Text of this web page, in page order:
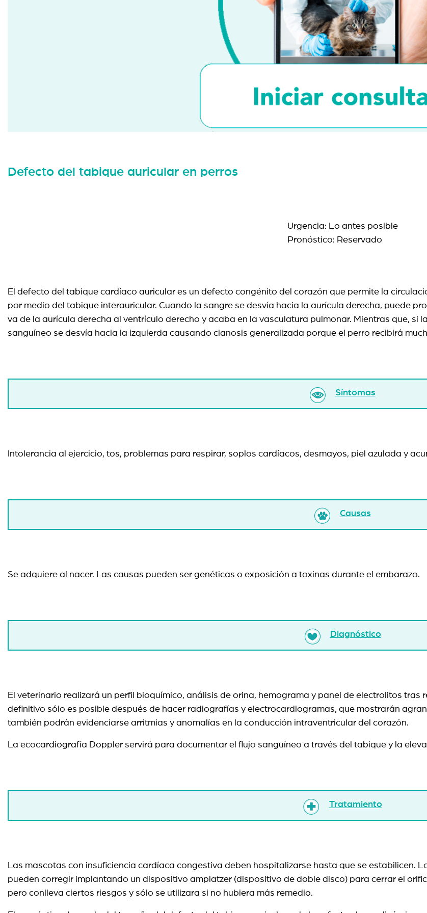
Defecto del tabique auricular en perros
Urgencia: Lo antes posible
Pronóstico: Reservado
El defecto del tabique cardíaco auricular es un defecto congénito del corazón que permite la
por medio del tabique interauricular. Cuando la sangre se desvía hacia la aurícula derecha, puede
va de la aurícula derecha al ventrículo derecho y acaba en la vasculatura pulmonar. Mientras que, si
sanguíneo se desvía hacia la izquierda causando cianosis generalizada porque el perro recibirá
Síntomas
Intolerancia al ejercicio, tos, problemas para respirar, soplos cardíacos, desmayos, piel azulada y
Causas
Se adquiere al nacer. Las causas pueden ser genéticas o exposición a toxinas durante el embarazo.
Diagnóstico
El veterinario realizará un perfil bioquímico, análisis de orina, hemograma y panel de electrolitos tras
definitivo sólo es posible después de hacer radiografías y electrocardiogramas, que mostrarán
también podrán evidenciarse arritmias y anomalías en la conducción intraventricular del corazón.
La ecocardiografía Doppler servirá para documentar el flujo sanguíneo a través del tabique y la
Tratamiento
Las mascotas con insuficiencia cardíaca congestiva deben hospitalizarse hasta que se estabilicen.
pueden corregir implantando un dispositivo amplatzer (dispositivo de doble disco) para cerrar el
pero conlleva ciertos riesgos y sólo se utilizara si no hubiera más remedio.